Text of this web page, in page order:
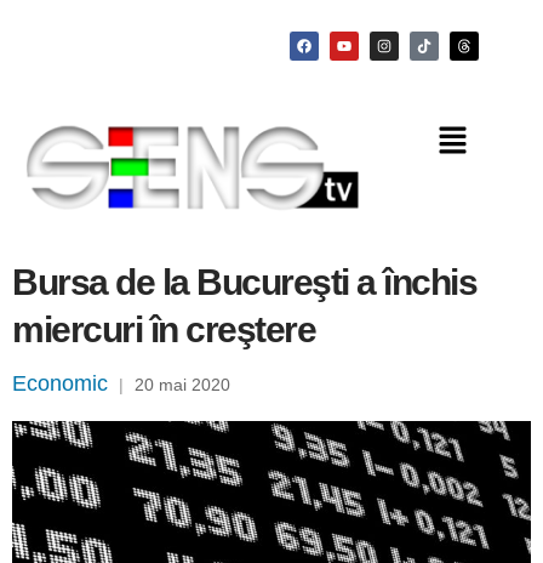
Bursa de la Bucureşti a închis
miercuri în creştere
Economic | 20 mai 2020